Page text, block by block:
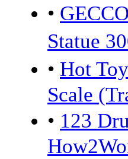
•
Statue
• Hot
Scale
• 123